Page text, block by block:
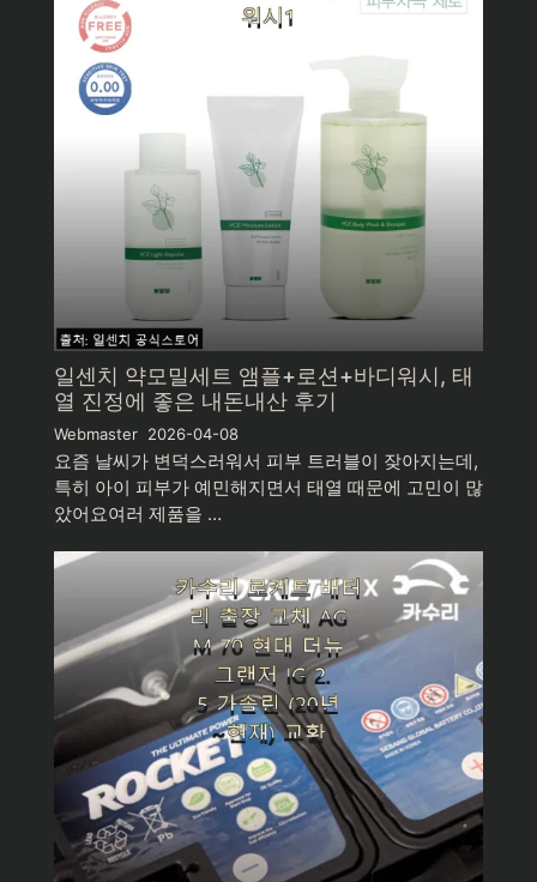
일센치 약모밀세트 앰플+로션+바디워시, 태
열 진정에 좋은 내돈내산 후기
Webmaster 2026-04-08
요즘 날씨가 변덕스러워서 피부 트러블이 잦아지는데,
특히 아이 피부가 예민해지면서 태열 때문에 고민이 많
았어요여러 제품을 …